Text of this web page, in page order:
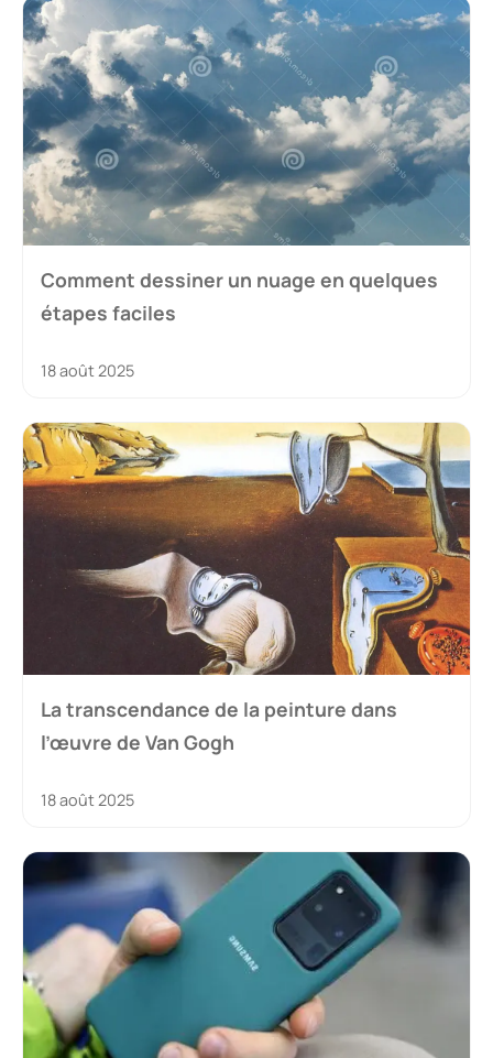
Comment dessiner un nuage en quelques
étapes faciles
18 août 2025
La transcendance de la peinture dans
l’œuvre de Van Gogh
18 août 2025